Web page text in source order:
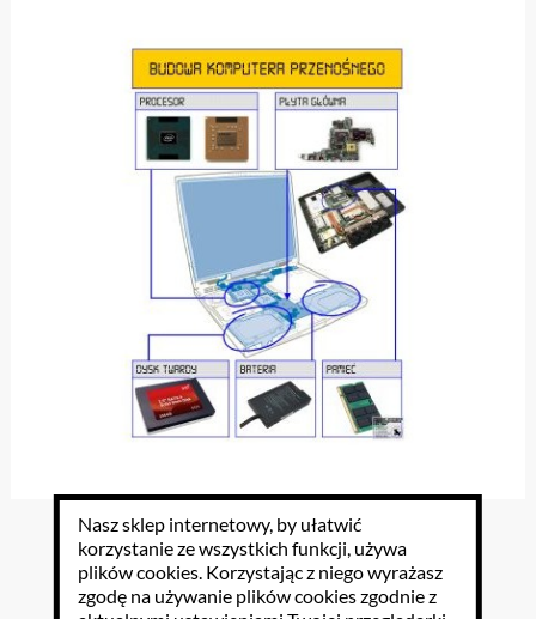
Plansze Informatyka 29 szt do wyboru
Nasz sklep internetowy, by ułatwić
korzystanie ze wszystkich funkcji, używa
plików cookies. Korzystając z niego wyrażasz
zgodę na używanie plików cookies zgodnie z